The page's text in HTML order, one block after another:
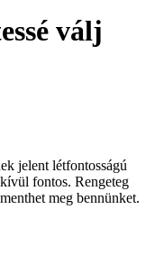
válj
jelent létfontosságú
fontos. Rengeteg
meg bennünket.